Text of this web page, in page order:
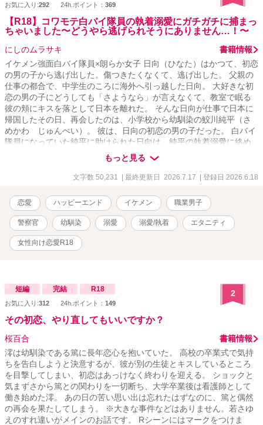
お気に入り:292 24h.ポイント： 369
【R18】コワモテ白バイ隊員の執着溺愛にガチガチに捕まっ
ちゃいました〜どうやら逃げられそうにありません…！〜
にしのムラサキ
書籍情報
イケメン強面白バイ隊員×朗らか女子 日向（ひなた）はかつて、初恋
の男の子から逃げ出した。傷つきたくなくて、逃げ出した。 父親の
仕事の都合で、中学生のころに海外へ引っ越した日向。 大好きな初
恋の男の子にどうしても「さようなら」が言えなくて、教室で眠る
彼の頬にキスを落として日本を離れた。 そんな日向が仕事で日本に
帰国したその日、再会したのは、小学校から幼馴染の鮫川純平（さ
めかわ じゅんぺい）。 彼は、日向の初恋の男の子だった。 白バイ
隊員になっていた純平に助けられた日向は、純平の執着溺愛に絡め
取られ、気がつけば逃げ出せなくなっていて。 怒っていると思って
いた。 あんなキス、嫌だったのかなって。 なのに……。 「俺、お前
が好きすぎてお前以外じゃ勃たないんだ」 「ちゃんと死ぬまで責任
あのデッドボールから始まった。 の、かも。 ※鮫川兄弟シリーズ最
新作です。
もっと見る
文字数 50,231 | 最終更新日 2026.7.17 | 登録日 2026.6.18
恋愛 ハッピーエンド イケメン 職業男子
警察官 幼馴染 溺愛 溺愛/執着 エタニティ
女性向け恋愛R18
短編 完結 R18
お気に入り:312 24h.ポイント： 149
2
その初恋、やり直してもいいですか？
桜百合
書籍情報
澪は幼馴染である篤に長年恋心を抱いていた。 高校の卒業式で気持
ちを告白しようと決意するが、彼が別の生徒とキスしているところ
を目撃してしまい、初恋はあっけなく終わりを迎える。 ショックと
気まずさから篤との関わりを一切断ち、大学卒業後は看護師として
働き始めた澪。 あの日の苦い思い出は忘れたはずなのに、篤と偶然
の再会を果たしてしまう。 ※大きな事件などはありません。若さゆ
えのすれ違いがメインのお話です。 Rシーンにはマークをつけま